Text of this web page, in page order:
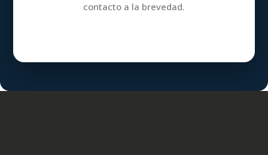
contacto a la brevedad.